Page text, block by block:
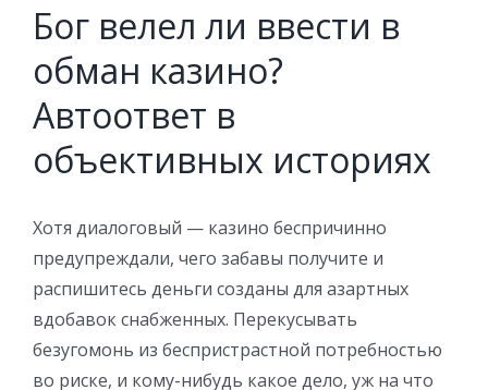
Бог велел ли ввести в
обман казино?
Автоответ в
объективных историях
Хотя диалоговый — казино беспричинно
предупреждали, чего забавы получите и
распишитесь деньги созданы для азартных
вдобавок снабженных. Перекусывать
безугомонь из беспристрастной потребностью
во риске, и кому-нибудь какое дело, уж на что